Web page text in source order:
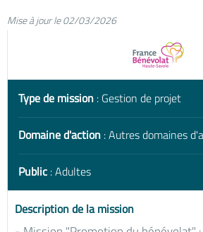
Mise à jour le 02/03/2026
Type de mission : Gestion de projet
Domaine d'action : Autres domaines
Public : Adultes
Description de la mission